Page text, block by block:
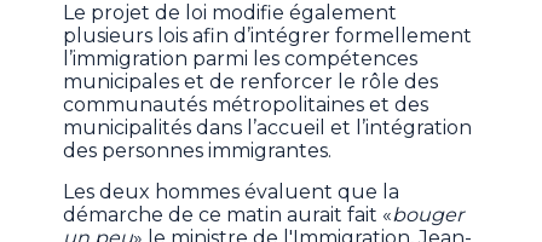
Le projet de loi modifie également
plusieurs lois afin d’intégrer formellement
l’immigration parmi les compétences
municipales et de renforcer le rôle des
communautés métropolitaines et des
municipalités dans l’accueil et l’intégration
des personnes immigrantes.
Les deux hommes évaluent que la
démarche de ce matin aurait fait «bouger